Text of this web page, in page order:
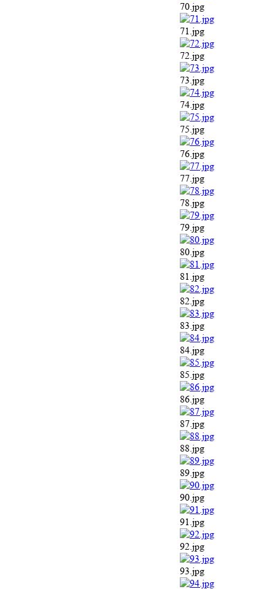
70.jpg
71.jpg
72.jpg
73.jpg
74.jpg
75.jpg
76.jpg
77.jpg
78.jpg
79.jpg
80.jpg
81.jpg
82.jpg
83.jpg
84.jpg
85.jpg
86.jpg
87.jpg
88.jpg
89.jpg
90.jpg
91.jpg
92.jpg
93.jpg